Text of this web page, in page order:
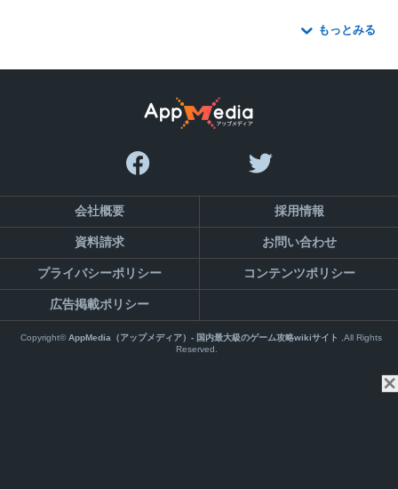
もっとみる
会社概要 採用情報
資料請求 お問い合わせ
プライバシーポリシー コンテンツポリシー
広告掲載ポリシー
Copyright©AppMedia（アップメディア）- 国内最大級のゲーム攻略wikiサイト
,All Rights
Reserved.